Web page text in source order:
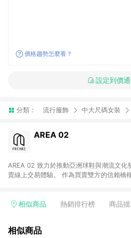
價格趨勢怎麼看？
設定到價
分類： 流行服飾 中大尺碼女裝
AREA 02
AREA 02 致力於推動亞洲球鞋與潮流文化
賣線上交易體驗。 作為買賣雙方的信賴橋
鞋、街頭服飾與收藏品交易平台。 客服專線：+886-2-2706-
相似商品 熱銷排行榜 商品描
相似商品